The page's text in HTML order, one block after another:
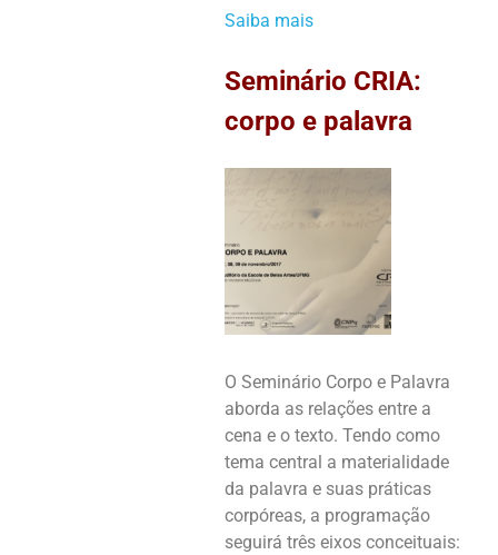
Saiba mais
Seminário CRIA:
corpo e palavra
O Seminário Corpo e Palavra
aborda as relações entre a
cena e o texto. Tendo como
tema central a materialidade
da palavra e suas práticas
corpóreas, a programação
seguirá três eixos conceituais: